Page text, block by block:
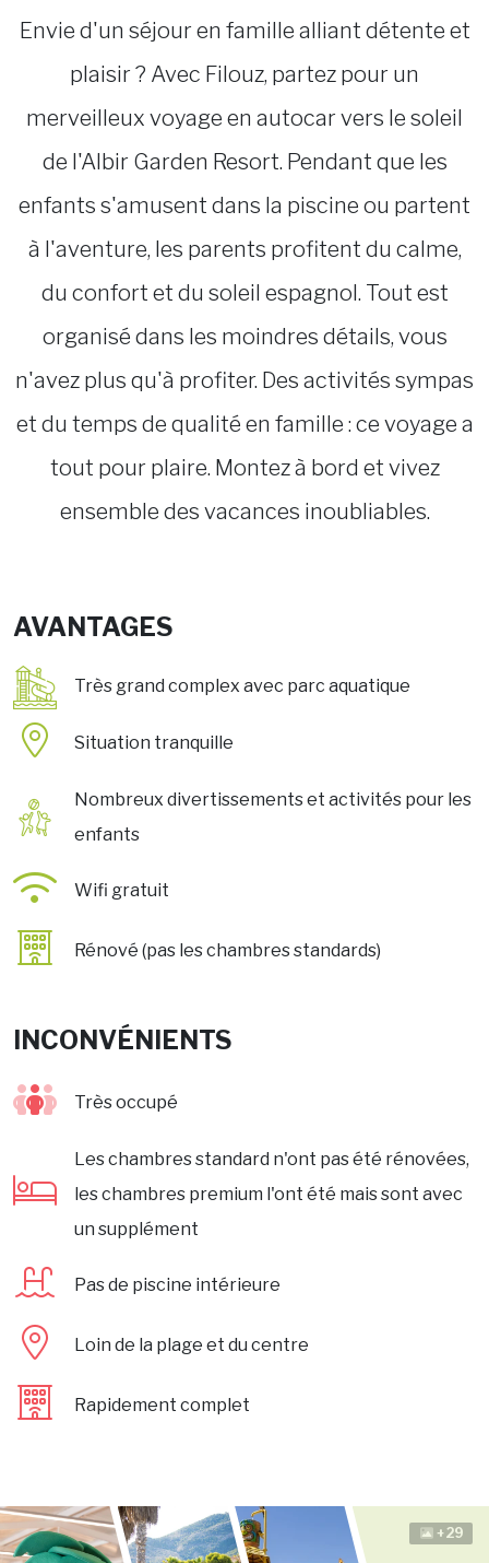
Envie d'un séjour en famille alliant détente et
plaisir ? Avec Filouz, partez pour un
merveilleux voyage en autocar vers le soleil
de l'Albir Garden Resort. Pendant que les
enfants s'amusent dans la piscine ou partent
à l'aventure, les parents profitent du calme,
du confort et du soleil espagnol. Tout est
organisé dans les moindres détails, vous
n'avez plus qu'à profiter. Des activités sympas
et du temps de qualité en famille : ce voyage a
tout pour plaire. Montez à bord et vivez
ensemble des vacances inoubliables.
AVANTAGES
Très grand complex avec parc aquatique
Situation tranquille
Nombreux divertissements et activités pour les
enfants
Wifi gratuit
Rénové (pas les chambres standards)
INCONVÉNIENTS
Très occupé
Les chambres standard n'ont pas été rénovées,
les chambres premium l'ont été mais sont avec
un supplément
Pas de piscine intérieure
Loin de la plage et du centre
Rapidement complet
+29